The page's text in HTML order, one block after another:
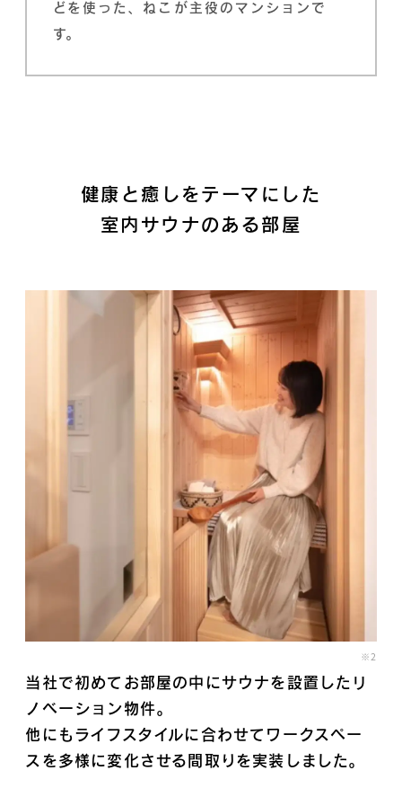
どを使った、ねこが主役のマンションで
す。
健康と癒しをテーマにした
室内サウナのある部屋
※2
当社で初めてお部屋の中にサウナを設置したリ
ノベーション物件。
他にもライフスタイルに合わせてワークスペー
スを多様に変化させる間取りを実装しました。